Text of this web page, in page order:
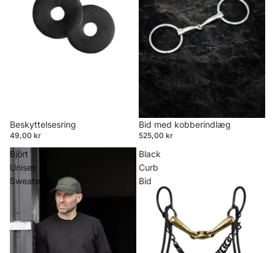
Beskyttelsesring
49,00 kr
Bid med kobberindlæg
525,00 kr
Björt
Unisex
Sweater
Black
Curb
Bid